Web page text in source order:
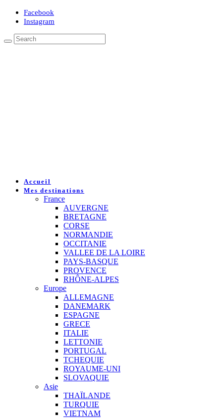
Facebook
Instagram
Accueil
Mes destinations
France
AUVERGNE
BRETAGNE
CORSE
NORMANDIE
OCCITANIE
VALLEE DE LA LOIRE
PAYS-BASQUE
PROVENCE
RHÔNE-ALPES
Europe
ALLEMAGNE
DANEMARK
ESPAGNE
GRECE
ITALIE
LETTONIE
PORTUGAL
TCHEQUIE
ROYAUME-UNI
SLOVAQUIE
Asie
THAÏLANDE
TURQUIE
VIETNAM